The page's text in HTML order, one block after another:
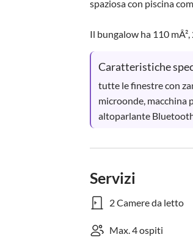
spaziosa con piscina
Il bungalow ha 110 mÂ²,
Caratteristiche
tutte le finestre con
microonde, macchina
altoparlante
Servizi
2 Camere da letto
Max. 4 ospiti